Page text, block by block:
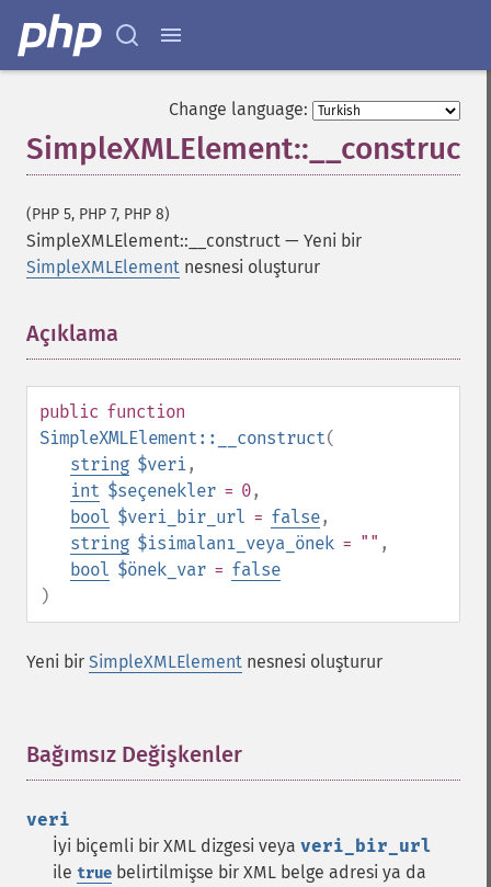
Change language:
SimpleXMLElement::__construct
(PHP 5, PHP 7, PHP 8)
SimpleXMLElement::__construct — Yeni bir
SimpleXMLElement nesnesi oluşturur
Açıklama
public function
SimpleXMLElement::__construct(
string $veri,
int $seçenekler = 0,
bool $veri_bir_url = false,
string $isimalanı_veya_önek = "" ,
bool $önek_var = false
)
Yeni bir SimpleXMLElement nesnesi oluşturur
Bağımsız Değişkenler
veri
İyi biçemli bir XML dizgesi veya veri_bir_url
ile true belirtilmişse bir XML belge adresi ya da